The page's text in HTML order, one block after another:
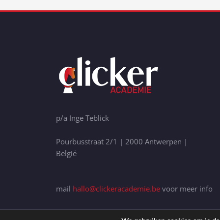
p/a Inge Teblick
Pourbusstraat 2/1 | 2000 Antwerpen |
België
mail hallo@clickeracademie.be voor meer info